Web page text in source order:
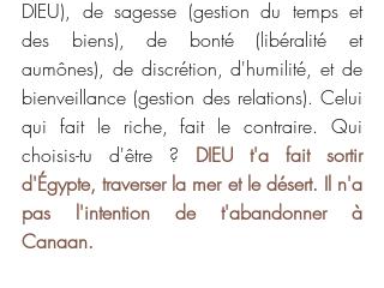
DIEU), de sagesse (gestion du temps et
des biens), de bonté (libéralité et
aumônes), de discrétion, d'humilité, et de
bienveillance (gestion des relations). Celui
qui fait le riche, fait le contraire. Qui
choisis-tu d'être ? DIEU t'a fait sortir
d'Égypte, traverser la mer et le désert. Il n'a
pas l'intention de t'abandonner à
Canaan.